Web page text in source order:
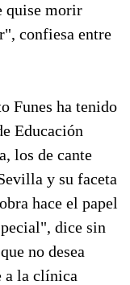
quise morir
confiesa entre
Funes ha tenido
Educación
los de cante
y su faceta
hace el papel
dice sin
no desea
a la clínica